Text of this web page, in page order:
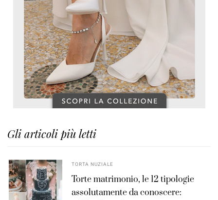
Gli articoli più letti
TORTA NUZIALE
Torte matrimonio, le 12 tipologie
assolutamente da conoscere: